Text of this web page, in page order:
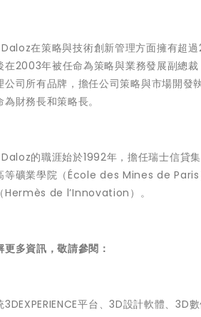
在策略與技術創新管理方面擁有超
在2003年被任命為策略與業務發展副總
公司所有品牌，擔任公司策略與市場開
財務長和策略長。
的職涯始於1992年，擔任瑞士信貸
等礦業學院（École des Mines de Paris
Hermès de l’Innovation）。
更多資訊，敬請參閱：
3DEXPERIENCE平台、3D設計軟體、3D